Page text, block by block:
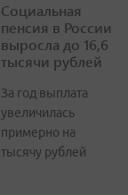
Социальная
пенсия в России
выросла до 16,6
тысячи рублей
За год выплата
увеличилась
примерно на
тысячу рублей